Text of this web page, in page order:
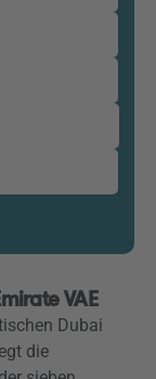
VAE
Dubai
die